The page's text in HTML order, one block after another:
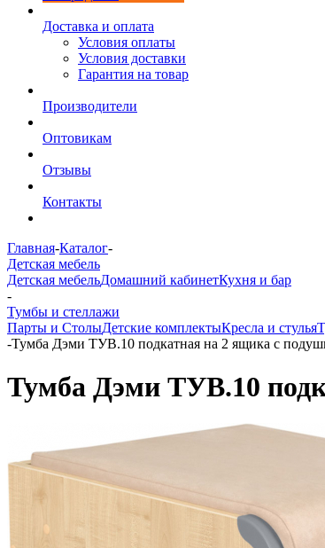
Доставка и оплата
Условия оплаты
Условия доставки
Гарантия на товар
Производители
Оптовикам
Отзывы
Контакты
Главная-Каталог-
Детская мебель
Детская мебельДомашний кабинетКухня и бар
-
Тумбы и стеллажи
Парты и СтолыДетские комплектыКресла и стулья
-Тумба Дэми ТУВ.10 подкатная на 2 ящика с
Тумба Дэми ТУВ.10